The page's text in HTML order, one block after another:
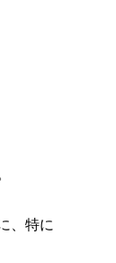
、特に